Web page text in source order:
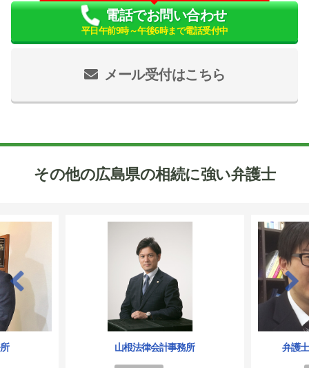
メール受付はこちら
電話でお問い合わせ
平日午前9時～午後6時まで電話受付中
その他の広島県の相続に強い弁護士
山根法律会計事務所 弁護